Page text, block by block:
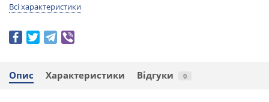
Всі характеристики
Опис Характеристики Відгуки 0